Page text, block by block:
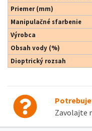
Priemer (mm)
Manipulačné sfarbenie
Výrobca
Obsah vody (%)
Dioptrický rozsah
Zavolajte